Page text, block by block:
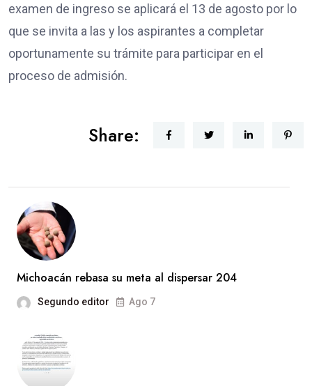
examen de ingreso se aplicará el 13 de agosto por lo
que se invita a las y los aspirantes a completar
oportunamente su trámite para participar en el
proceso de admisión.
Share:
Michoacán rebasa su meta al dispersar 204
Segundo editor Ago 7